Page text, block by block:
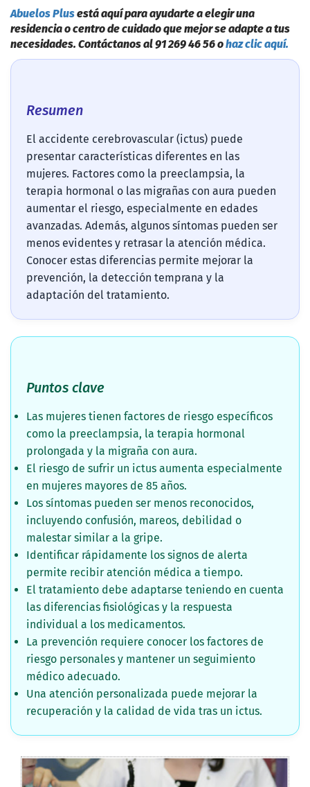
Abuelos Plusestá aquí para ayudarte a elegir una
residencia o centro de cuidado que mejor se adapte a tus
necesidades. Contáctanos al 91 269 46 56 ohaz clic aquí.
Resumen
El accidente cerebrovascular (ictus) puede
presentar características diferentes en las
mujeres. Factores como la preeclampsia, la
terapia hormonal o las migrañas con aura pueden
aumentar el riesgo, especialmente en edades
avanzadas. Además, algunos síntomas pueden ser
menos evidentes y retrasar la atención médica.
Conocer estas diferencias permite mejorar la
prevención, la detección temprana y la
adaptación del tratamiento.
Puntos clave
Las mujeres tienen factores de riesgo específicos
como la preeclampsia, la terapia hormonal
prolongada y la migraña con aura.
El riesgo de sufrir un ictus aumenta especialmente
en mujeres mayores de 85 años.
Los síntomas pueden ser menos reconocidos,
incluyendo confusión, mareos, debilidad o
malestar similar a la gripe.
Identificar rápidamente los signos de alerta
permite recibir atención médica a tiempo.
El tratamiento debe adaptarse teniendo en cuenta
las diferencias fisiológicas y la respuesta
individual a los medicamentos.
La prevención requiere conocer los factores de
riesgo personales y mantener un seguimiento
médico adecuado.
Una atención personalizada puede mejorar la
recuperación y la calidad de vida tras un ictus.